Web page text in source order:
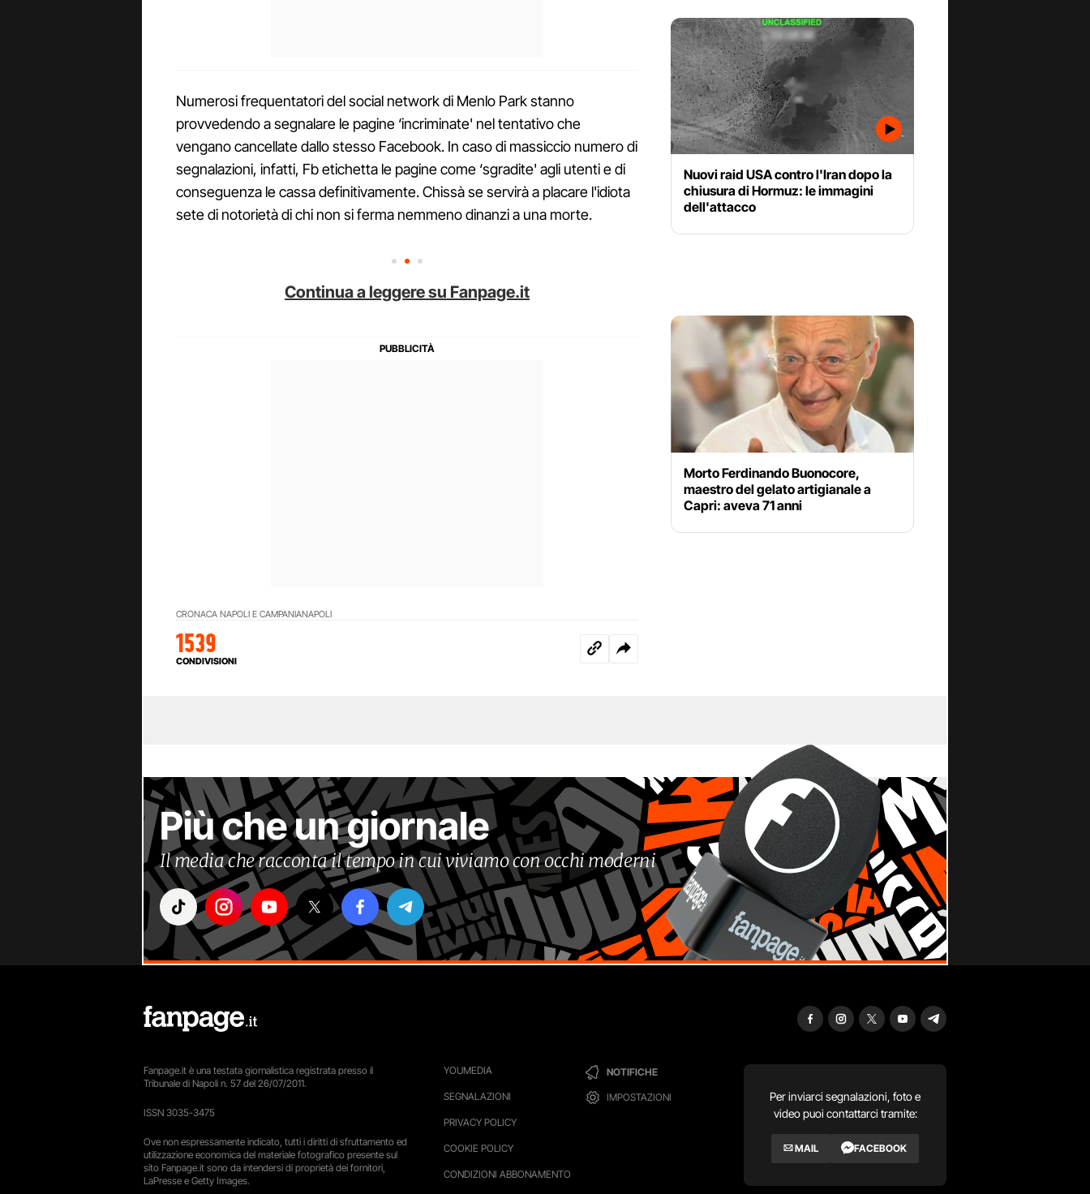
Numerosi frequentatori del social network di Menlo Park stanno
provvedendo a segnalare le pagine ‘incriminate' nel tentativo che
vengano cancellate dallo stesso Facebook. In caso di massiccio numero di
segnalazioni, infatti, Fb etichetta le pagine come ‘sgradite' agli utenti e di
conseguenza le cassa definitivamente. Chissà se servirà a placare l'idiota
sete di notorietà di chi non si ferma nemmeno dinanzi a una morte.
Continua a leggere su Fanpage.it
CRONACA NAPOLI E CAMPANIANAPOLI
1539
CONDIVISIONI
Nuovi raid USA contro l'Iran dopo la
chiusura di Hormuz: le immagini
dell'attacco
Morto Ferdinando Buonocore,
maestro del gelato artigianale a
Capri: aveva 71 anni
Più che un giornale
Il media che racconta il tempo in cui viviamo con occhi moderni
YOUMEDIA
SEGNALAZIONI
PRIVACY POLICY
COOKIE POLICY
CONDIZIONI ABBONAMENTO
NOTIFICHE
IMPOSTAZIONI
Per inviarci segnalazioni, foto e
video puoi contattarci tramite:
MAIL FACEBOOK
Fanpage.it è una testata giornalistica registrata presso il
Tribunale di Napoli n. 57 del 26/07/2011.
ISSN 3035-3475
Ove non espressamente indicato, tutti i diritti di sfruttamento ed
utilizzazione economica del materiale fotografico presente sul
sito Fanpage.it sono da intendersi di proprietà dei fornitori,
LaPresse e Getty Images.